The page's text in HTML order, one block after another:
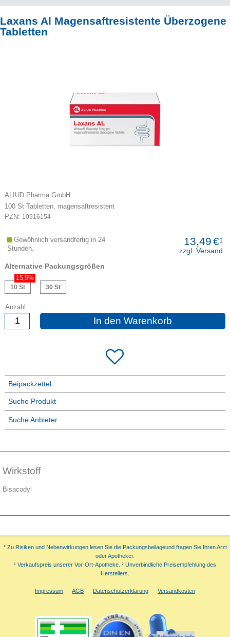
Laxans Al Magensaftresistente Überzogene
Tabletten
ALIUD Pharma GmbH
100 St Tabletten, magensaftresistent
PZN: 10916154
13,49€¹
zzgl. Versand
Gewöhnlich versandfertig in 24
Stunden.
Alternative Packungsgrößen
10 St
15,5%
30 St
Anzahl:
In den Warenkorb
Beipackzettel
Suche Produkt
Suche Anbieter
Wirkstoff
Bisacodyl
* Zu Risiken und Nebenwirkungen lesen Sie die Packungsbeilageund fragen Sie Ihren Arzt
oder Apotheker.
¹ Verkaufspreis unserer Vor-Ort-Apotheke. ² Unverbindliche Preisempfehlung des
Herstellers.
Impressum AGB Datenschutzerklärung Versandkosten